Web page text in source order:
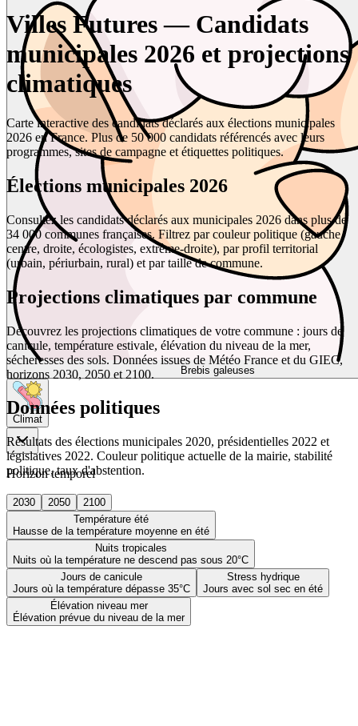
Brebis galeuses
Climat
Horizon temporel
2030 2050
2100
Température été
Hausse de la température moyenne en été
Nuits tropicales
Nuits où la température ne descend pas sous 20°C
Jours de canicule
Jours où la température dépasse 35°C
Stress hydrique
Jours avec sol sec en été
Élévation niveau mer
Élévation prévue du niveau de la mer
Villes Futures — Candidats
municipales 2026 et projections
climatiques
Carte interactive des candidats déclarés aux élections municipales
2026 en France. Plus de 50 000 candidats référencés avec leurs
programmes, sites de campagne et étiquettes politiques.
Élections municipales 2026
Consultez les candidats déclarés aux municipales 2026 dans plus de
34 000 communes françaises. Filtrez par couleur politique (gauche,
centre, droite, écologistes, extrême-droite), par profil territorial
(urbain, périurbain, rural) et par taille de commune.
Projections climatiques par commune
Découvrez les projections climatiques de votre commune : jours de
canicule, température estivale, élévation du niveau de la mer,
sécheresses des sols. Données issues de Météo France et du GIEC,
horizons 2030, 2050 et 2100.
Données politiques
Résultats des élections municipales 2020, présidentielles 2022 et
législatives 2022. Couleur politique actuelle de la mairie, stabilité
politique, taux d'abstention.